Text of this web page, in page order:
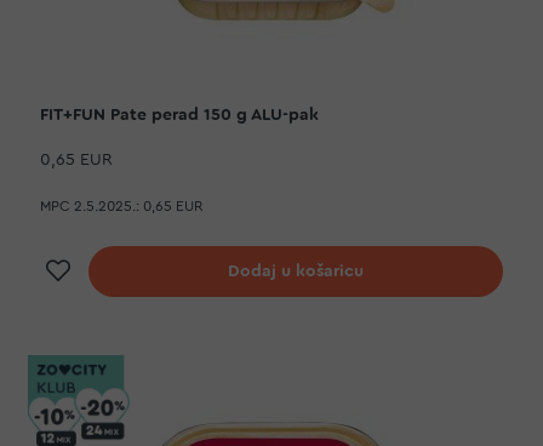
FIT+FUN Pate perad 150 g ALU-pak
0,65 EUR
MPC 2.5.2025.: 0,65 EUR
Dodaj na listu želja
Dodaj u košaricu